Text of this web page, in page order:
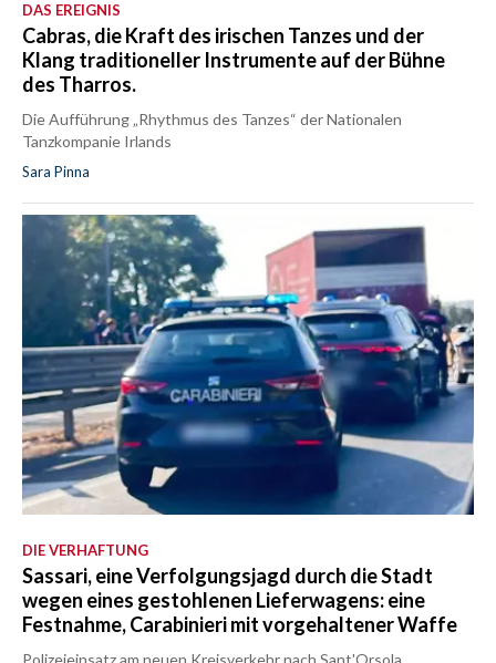
DAS EREIGNIS
Cabras, die Kraft des irischen Tanzes und der
Klang traditioneller Instrumente auf der Bühne
des Tharros.
Die Aufführung „Rhythmus des Tanzes“ der Nationalen
Tanzkompanie Irlands
Sara Pinna
DIE VERHAFTUNG
Sassari, eine Verfolgungsjagd durch die Stadt
wegen eines gestohlenen Lieferwagens: eine
Festnahme, Carabinieri mit vorgehaltener Waffe